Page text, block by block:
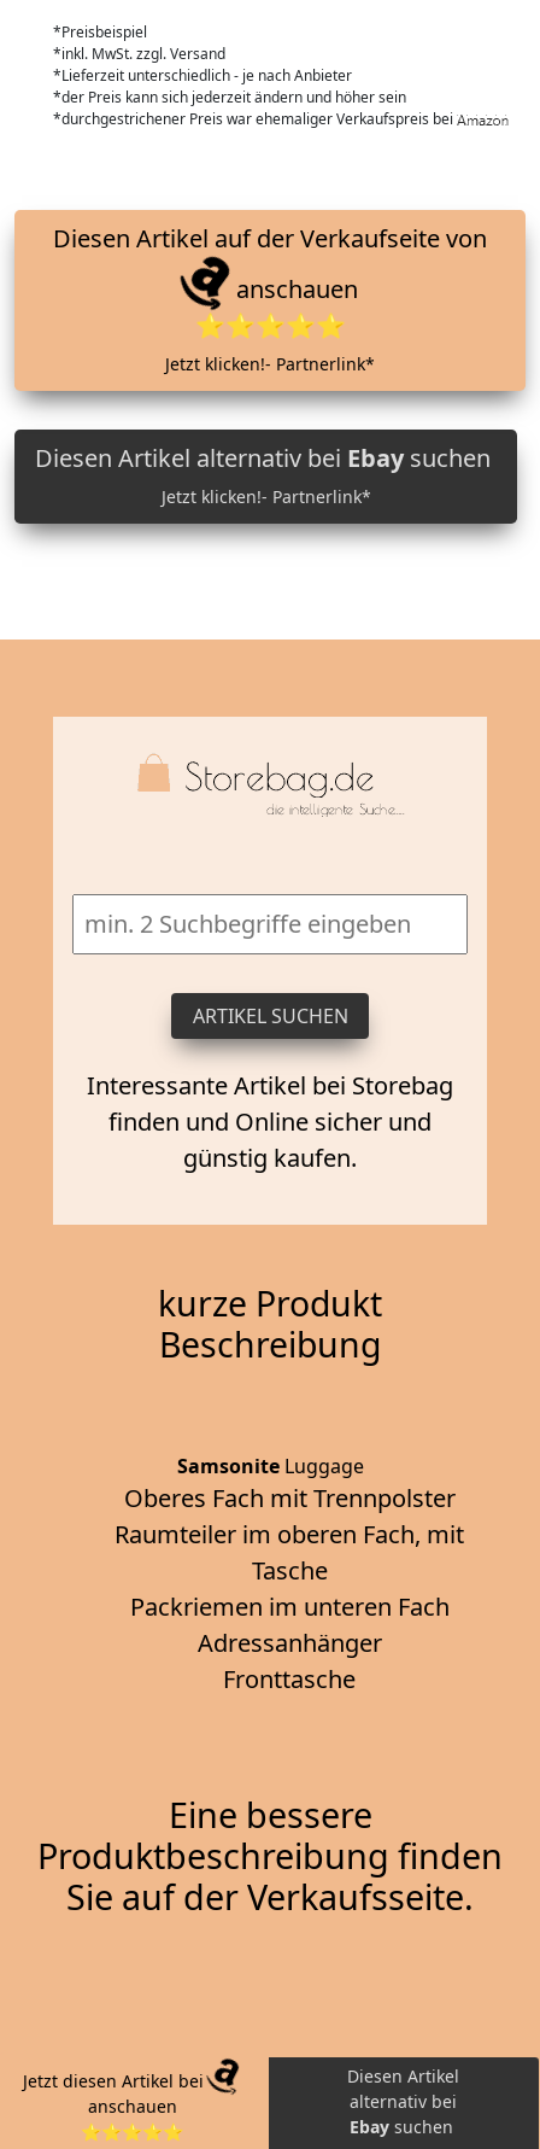
*Preisbeispiel
*inkl. MwSt. zzgl. Versand
*Lieferzeit unterschiedlich - je nach Anbieter
*der Preis kann sich jederzeit ändern und höher sein
*durchgestrichener Preis war ehemaliger Verkaufspreis bei
anschauen
⭐⭐⭐⭐⭐
Jetzt klicken!- Partnerlink*
Diesen Artikel alternativ bei Ebaysuchen
Jetzt klicken!- Partnerlink*
Interessante Artikel bei Storebag
finden und Online sicher und
günstig kaufen.
kurze Produkt
Beschreibung
SamsoniteLuggage
Oberes Fach mit Trennpolster
Raumteiler im oberen Fach, mit
Tasche
Packriemen im unteren Fach
Adressanhänger
Fronttasche
Eine bessere
Produktbeschreibung finden
Sie auf der Verkaufsseite.
Jetzt diesen Artikel bei
anschauen
⭐⭐⭐⭐⭐
Diesen Artikel
alternativ bei
Ebay suchen